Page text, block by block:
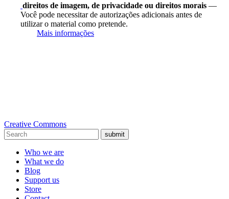
direitos de imagem, de privacidade ou direitos morais —
Você pode necessitar de autorizações adicionais antes de
utilizar o material como pretende.
Mais informações
Creative Commons
submit
Who we are
What we do
Blog
Support us
Store